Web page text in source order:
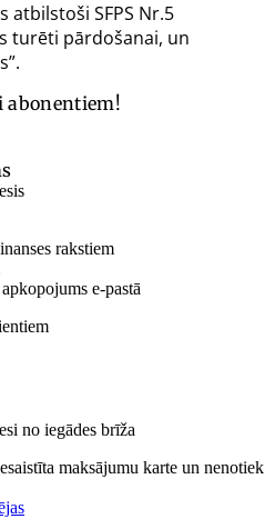
SFPS Nr.5
turēti pārdošanai, un
abonentiem!
rakstiem
e-pastā
no iegādes brīža
maksājumu karte un nenotiek